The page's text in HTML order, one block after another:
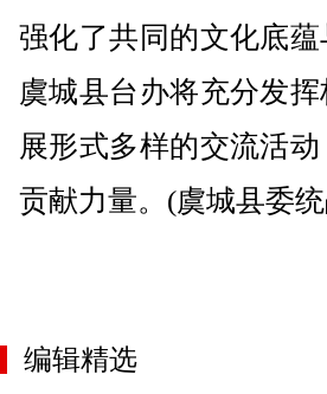
强化了共同的文化底
虞城县台办将充分发
展形式多样的交流活
贡献力量。(虞城县委
编辑精选